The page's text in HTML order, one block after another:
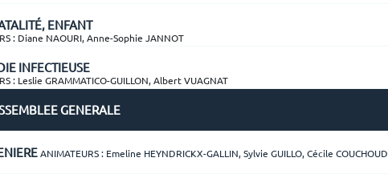
ENFANT
: Diane NAOURI, Anne-Sophie JANNOT
INFECTIEUSE
: Leslie GRAMMATICO-GUILLON, Albert VUAGNAT
GENERALE
ANIMATEURS : Emeline HEYNDRICKX-GALLIN, Sylvie GUILLO, Cécile COUCHOUD